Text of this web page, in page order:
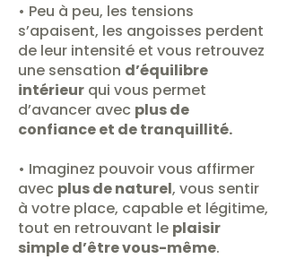
• Peu à peu, les tensions
s’apaisent, les angoisses perdent
de leur intensité et vous retrouvez
une sensation d’équilibre
intérieur qui vous permet
d’avancer avec plus de
confiance et de tranquillité.
• Imaginez pouvoir vous affirmer
avec plus de naturel, vous sentir
à votre place, capable et légitime,
tout en retrouvant le plaisir
simple d’être vous-même.